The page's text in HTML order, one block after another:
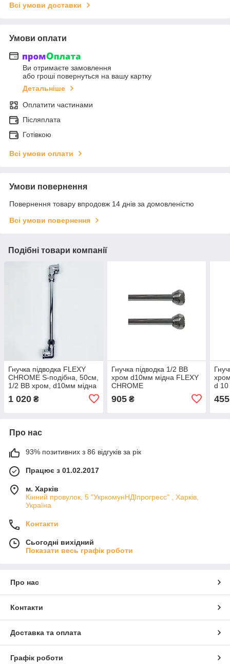
Всі умови доставки
Умови оплати
Ви отримаєте замовлення
або гроші повернуться на вашу картку
Детальніше
Оплатити частинами
Післяплата
Готівкою
Всі умови оплати
Умови повернення
Повернення товару впродовж 14 днів за домовленістю
Всі умови повернення
Подібні товари компанії
Гнучка підводка FLEXY
CHROME S-подібна, 50см,
1/2 ВВ хром, d10мм мідна
1 020 ₴
Гнучка підводка 1/2 ВВ
хром d10мм мідна FLEXY
CHROME
905₴
d
455
Про нас
93% позитивних з 86 відгуків за рік
Працює з 01.02.2017
м. Харків
Кінний провулок, 5 "УкркомунНДІпрогресс" , Харків,
Україна
Контакти
Сьогодні вихідний
Показати весь графік роботи
Про нас
Контакти
Доставка та оплата
Графік роботи